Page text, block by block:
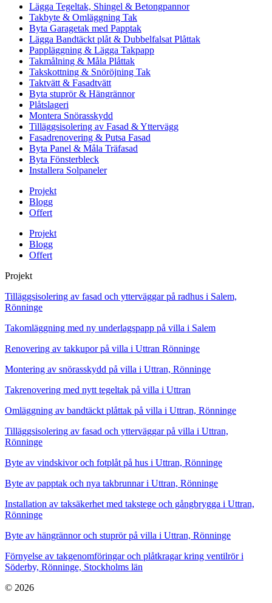
Lägga Tegeltak, Shingel & Betongpannor
Takbyte & Omläggning Tak
Byta Garagetak med Papptak
Lägga Bandtäckt plåt & Dubbelfalsat Plåttak
Pappläggning & Lägga Takpapp
Takmålning & Måla Plåttak
Takskottning & Snöröjning Tak
Taktvätt & Fasadtvätt
Byta stuprör & Hängrännor
Plåtslageri
Montera Snörasskydd
Tilläggsisolering av Fasad & Yttervägg
Fasadrenovering & Putsa Fasad
Byta Panel & Måla Träfasad
Byta Fönsterbleck
Installera Solpaneler
Projekt
Blogg
Offert
Projekt
Blogg
Offert
Projekt
Tilläggsisolering av fasad och ytterväggar på radhus i Salem,
Rönninge
Takomläggning med ny underlagspapp på villa i Salem
Renovering av takkupor på villa i Uttran Rönninge
Montering av snörasskydd på villa i Uttran, Rönninge
Takrenovering med nytt tegeltak på villa i Uttran
Omläggning av bandtäckt plåttak på villa i Uttran, Rönninge
Tilläggsisolering av fasad och ytterväggar på villa i Uttran,
Rönninge
Byte av vindskivor och fotplåt på hus i Uttran, Rönninge
Byte av papptak och nya takbrunnar i Uttran, Rönninge
Installation av taksäkerhet med takstege och gångbrygga i Uttran,
Rönninge
Byte av hängrännor och stuprör på villa i Uttran, Rönninge
Förnyelse av takgenomföringar och plåtkragar kring ventilrör i
Söderby, Rönninge, Stockholms län
© 2026